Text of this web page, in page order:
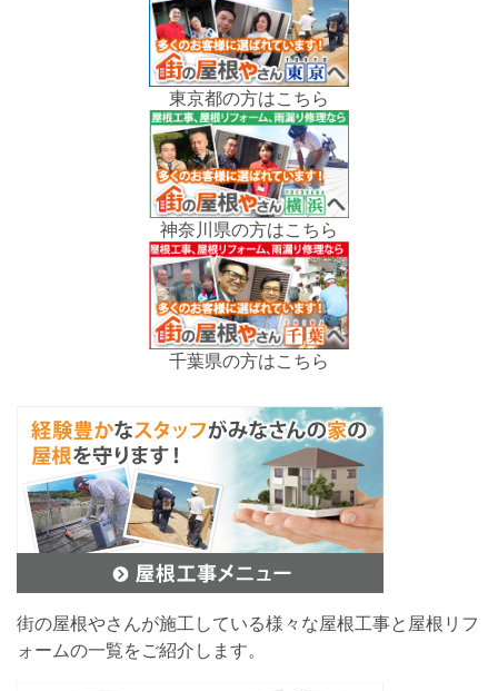
東京都の方はこちら
神奈川県の方はこちら
千葉県の方はこちら
街の屋根やさんが施工している様々な屋根工事と屋根リフ
ォームの一覧をご紹介します。